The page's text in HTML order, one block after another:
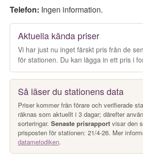
Telefon: Ingen information.
Aktuella kända priser
Vi har just nu inget färskt pris från de
för stationen. Du kan lägga in ett pris i
Så läser du stationens data
Priser kommer från förare och verifierade
räknas som aktuellt i 3 dagar; därefter
sorteringar. Senaste prisrapport visar den
prisposten för stationen: 21/4-26. Mer
datametodiken.